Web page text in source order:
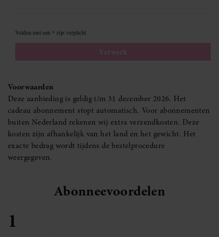
Voorwaarden
Deze aanbieding is geldig t/m 31 december 2026. Het
cadeau abonnement stopt automatisch. Voor abonnementen
buiten Nederland rekenen wij extra verzendkosten. Deze
kosten zijn afhankelijk van het land en het gewicht. Het
exacte bedrag wordt tijdens de bestelprocedure
weergegeven.
Abonneevoordelen
1